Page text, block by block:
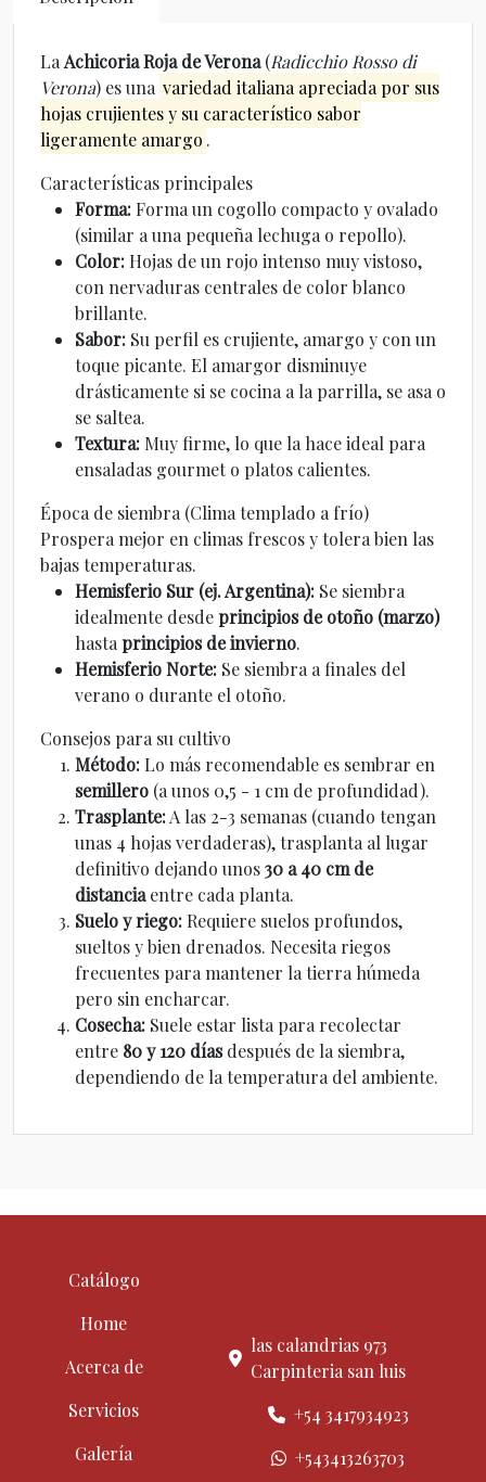
La Achicoria Roja de Verona(Radicchio Rosso di
Verona) es una variedad italiana apreciada por sus
hojas crujientes y su característico sabor
ligeramente amargo .
Características principales
Forma:Forma un cogollo compacto y ovalado
(similar a una pequeña lechuga o repollo).
Color: Hojas de un rojo intenso muy vistoso,
con nervaduras centrales de color blanco
brillante.
Sabor: Su perfil es crujiente, amargo y con un
toque picante. El amargor disminuye
drásticamente si se cocina a la parrilla, se asa o
se saltea.
Textura: Muy firme, lo que la hace ideal para
ensaladas gourmet o platos calientes.
Época de siembra (Clima templado a frío)
Prospera mejor en climas frescos y tolera bien las
bajas temperaturas.
Hemisferio Sur (ej. Argentina): Se siembra
idealmente desdeprincipios de otoño (marzo)
hasta principios de invierno.
Hemisferio Norte: Se siembra a finales del
verano o durante el otoño.
Consejos para su cultivo
Método: Lo más recomendable es sembrar en
semillero (a unos 0,5 - 1 cm de profundidad).
Trasplante:A las 2-3 semanas (cuando tengan
unas 4 hojas verdaderas), trasplanta al lugar
definitivo dejando unos30 a 40 cm de
distanciaentre cada planta.
Suelo y riego: Requiere suelos profundos,
sueltos y bien drenados. Necesita riegos
frecuentes para mantener la tierra húmeda
pero sin encharcar.
Cosecha: Suele estar lista para recolectar
entre 80 y 120 díasdespués de la siembra,
dependiendo de la temperatura del ambiente.
Catálogo
Home
Acerca de
Servicios
Galería
las calandrias 973
Carpinteria san luis
+54 3417934923
+543413263703